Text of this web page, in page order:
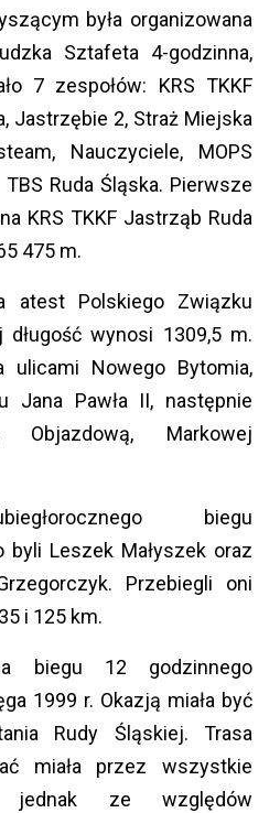
była organizowana
Sztafeta 4-godzinna,
7 zespołów: KRS TKKF
Jastrzębie 2, Straż Miejska
Nauczyciele, MOPS
Ruda Śląska. Pierwsze
KRS TKKF Jastrząb Ruda
475 m.
atest Polskiego Związku
wynosi 1309,5 m.
ulicami Nowego Bytomia,
Jana Pawła II, następnie
Objazdową, Markowej
biegu
byli Leszek Małyszek oraz
Przebiegli oni
i 125 km.
biegu 12 godzinnego
1999 r. Okazją miała być
Rudy Śląskiej. Trasa
miała przez wszystkie
jednak ze względów